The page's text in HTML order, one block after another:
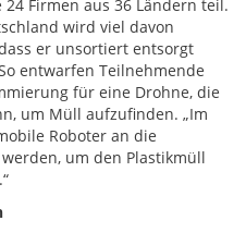
Firmen aus 36 Ländern teil.
wird viel davon
er unsortiert entsorgt
entwarfen Teilnehmende
für eine Drohne, die
um Müll aufzufinden. „Im
Roboter an die
um den Plastikmüll